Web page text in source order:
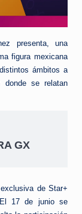
presenta, una
figura mexicana
ámbitos a
se relatan
GX
de Star+
17 de junio se